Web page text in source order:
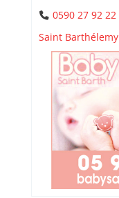
0590 27 92 22
Saint Barthélemy